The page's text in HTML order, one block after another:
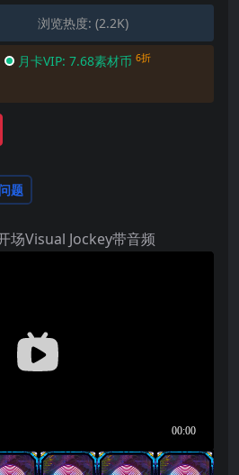
浏览热度: (2.2K)
月卡VIP: 7.68素材币 6折
题
场Visual Jockey带音频